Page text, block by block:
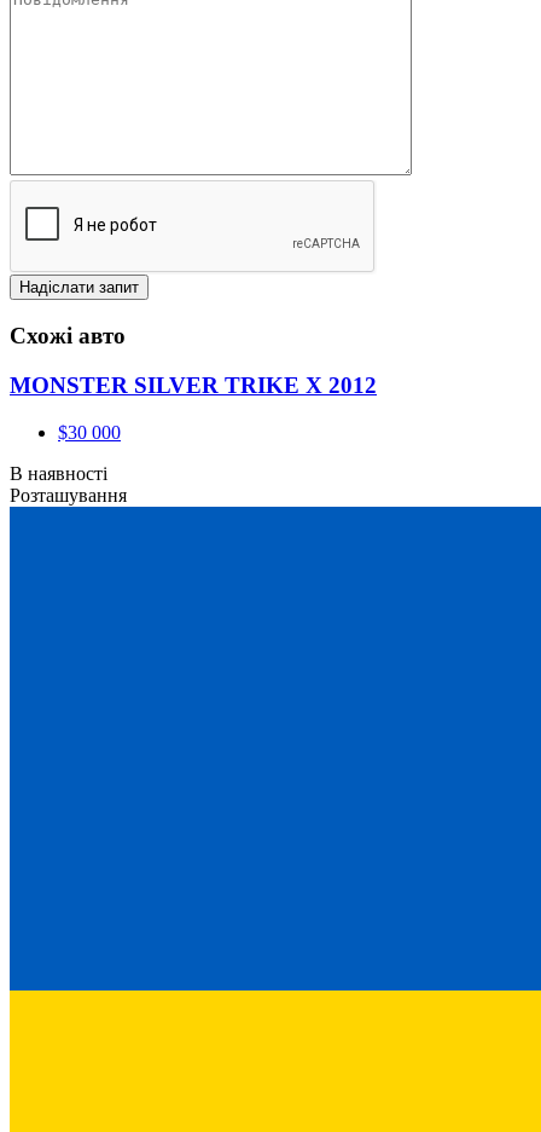
Схожі авто
MONSTER SILVER TRIKE X 2012
$30 000
В наявності
Розташування